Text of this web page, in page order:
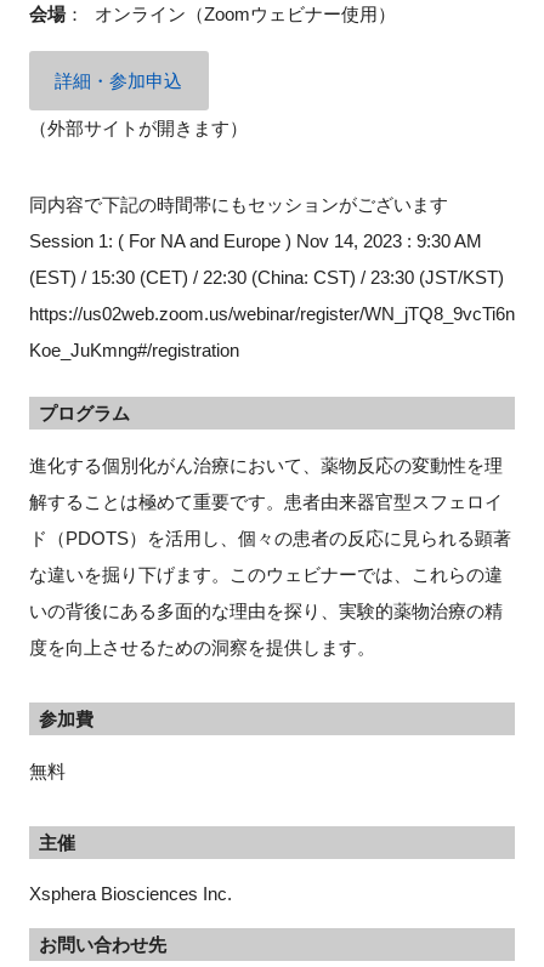
会場： オンライン（Zoomウェビナー使用）
詳細・参加申込
（外部サイトが開きます）
同内容で下記の時間帯にもセッションがございます
Session 1: ( For NA and Europe ) Nov 14, 2023 : 9:30 AM
(EST) / 15:30 (CET) / 22:30 (China: CST) / 23:30 (JST/KST)
https://us02web.zoom.us/webinar/register/WN_jTQ8_9vcTi6n
Koe_JuKmng#/registration
プログラム
進化する個別化がん治療において、薬物反応の変動性を理
解することは極めて重要です。患者由来器官型スフェロイ
ド（PDOTS）を活用し、個々の患者の反応に見られる顕著
な違いを掘り下げます。このウェビナーでは、これらの違
いの背後にある多面的な理由を探り、実験的薬物治療の精
度を向上させるための洞察を提供します。
参加費
無料
主催
Xsphera Biosciences Inc.
お問い合わせ先